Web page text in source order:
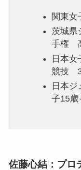
関東
茨城県
手権
日本女
競技
日本
子15
佐藤心結：プロ